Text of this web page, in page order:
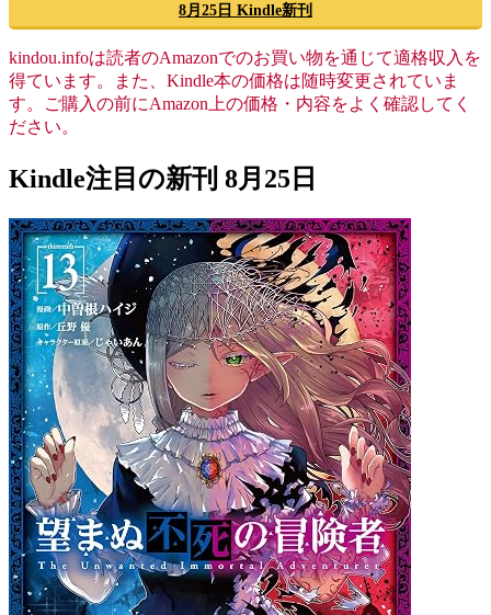
8月25日 Kindle新刊
kindou.infoは読者のAmazonでのお買い物を通じて適格収入を
得ています。また、Kindle本の価格は随時変更されていま
す。ご購入の前にAmazon上の価格・内容をよく確認してく
ださい。
Kindle注目の新刊 8月25日